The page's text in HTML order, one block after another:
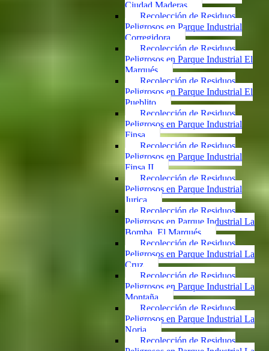
Ciudad Maderas
Recolección de Residuos
Peligrosos en Parque Industrial
Corregidora
Recolección de Residuos
Peligrosos en Parque Industrial El
Marqués
Recolección de Residuos
Peligrosos en Parque Industrial El
Pueblito
Recolección de Residuos
Peligrosos en Parque Industrial
Finsa
Recolección de Residuos
Peligrosos en Parque Industrial
Finsa II
Recolección de Residuos
Peligrosos en Parque Industrial
Jurica
Recolección de Residuos
Peligrosos en Parque Industrial La
Bomba, El Marqués
Recolección de Residuos
Peligrosos en Parque Industrial La
Cruz
Recolección de Residuos
Peligrosos en Parque Industrial La
Montaña
Recolección de Residuos
Peligrosos en Parque Industrial La
Noria
Recolección de Residuos